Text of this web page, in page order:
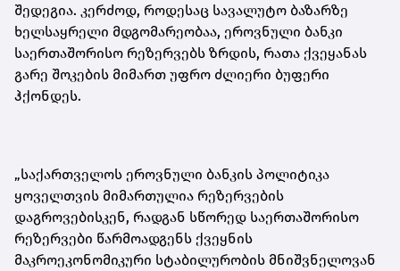
შედეგია. კერძოდ, როდესაც სავალუტო ბაზარზე
ხელსაყრელი მდგომარეობაა, ეროვნული ბანკი
საერთაშორისო რეზერვებს ზრდის, რათა ქვეყანას
გარე შოკების მიმართ უფრო ძლიერი ბუფერი
ჰქონდეს.
„საქართველოს ეროვნული ბანკის პოლიტიკა
ყოველთვის მიმართულია რეზერვების
დაგროვებისკენ, რადგან სწორედ საერთაშორისო
რეზერვები წარმოადგენს ქვეყნის
მაკროეკონომიკური სტაბილურობის მნიშვნელოვან